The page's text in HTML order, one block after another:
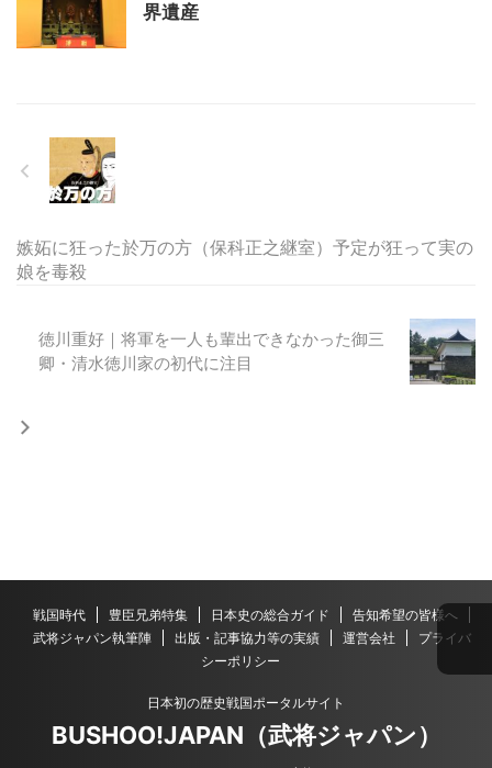
界遺産
嫉妬に狂った於万の方（保科正之継室）予定が狂って実の
娘を毒殺
徳川重好｜将軍を一人も輩出できなかった御三
卿・清水徳川家の初代に注目
戦国時代 豊臣兄弟特集 日本史の総合ガイド
告知希望の皆様へ
武将ジャパン執筆陣
出版・記事協力等の実績 運営会社
プライバ
シーポリシー
日本初の歴史戦国ポータルサイト
BUSHOO!JAPAN（武将ジャパン）